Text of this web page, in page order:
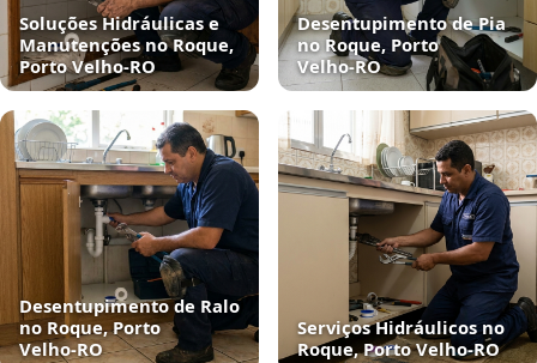
Soluções Hidráulicas e
Manutenções no Roque,
Porto Velho‑RO
Desentupimento de Pia
no Roque, Porto
Velho‑RO
Desentupimento de Ralo
no Roque, Porto
Velho‑RO
Serviços Hidráulicos no
Roque, Porto Velho‑RO